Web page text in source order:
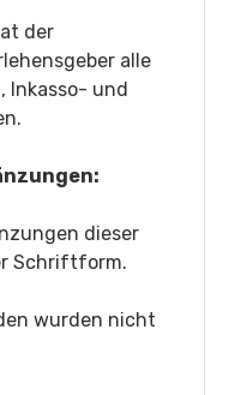
der
alle
Inkasso- und
dieser
Schriftform.
wurden nicht